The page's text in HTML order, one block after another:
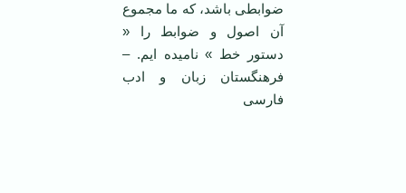
ضوابطی باشد، که ما مجموع
آن اصول و ضوابط را «
دستور خط » نامیده­ ایم. –
فرهنگستان زبان و ادب
فارسی